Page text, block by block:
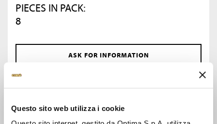
Questo sito web utilizza i cookie
PIECES IN PACK:
8
ASK FOR INFORMATION